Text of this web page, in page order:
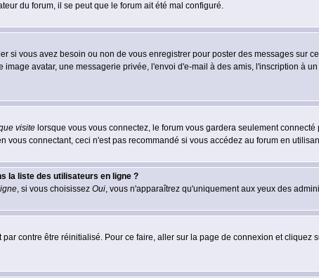
du forum, il se peut que le forum ait été mal configuré.
si vous avez besoin ou non de vous enregistrer pour poster des messages sur
avatar, une messagerie privée, l'envoi d'e-mail à des amis, l'inscription à
visite lorsque vous vous connectez, le forum vous gardera seulement
vous connectant, ceci n'est pas recommandé si vous accédez au forum en
la liste des utilisateurs en ligne ?
, si vous choisissez Oui, vous n'apparaîtrez qu'uniquement aux yeux des
contre être réinitialisé. Pour ce faire, aller sur la page de connexion et cliquez